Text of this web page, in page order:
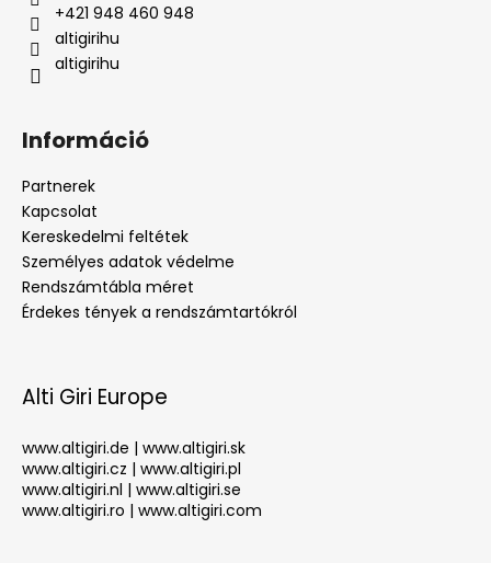
+421 948 460 948
altigirihu
altigirihu
Információ
Partnerek
Kapcsolat
Kereskedelmi feltétek
Személyes adatok védelme
Rendszámtábla méret
Érdekes tények a rendszámtartókról
Alti Giri Europe
www.altigiri.de | www.altigiri.sk
www.altigiri.cz | www.altigiri.pl
www.altigiri.nl | www.altigiri.se
www.altigiri.ro | www.altigiri.com